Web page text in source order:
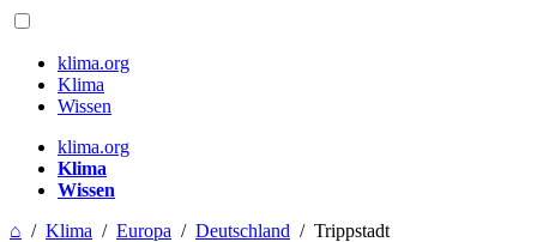
klima.org
Klima
Wissen
klima.org
Klima
Wissen
⌂ / Klima / Europa / Deutschland / Trippstadt